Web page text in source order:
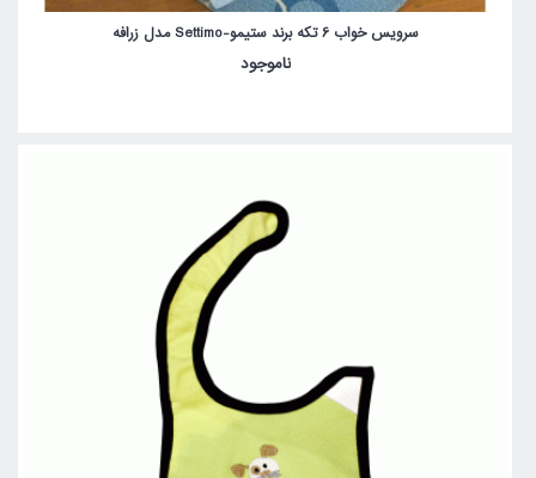
سرویس خواب 6 تکه برند ستیمو-Settimo مدل زرافه
ناموجود